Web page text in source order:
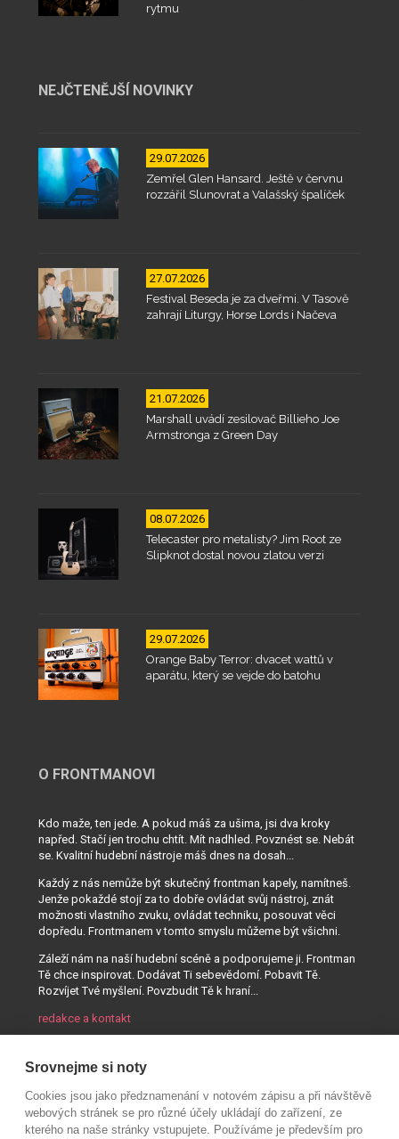
rytmu
NEJČTENĚJŠÍ NOVINKY
29.07.2026
Zemřel Glen Hansard. Ještě v červnu
rozzářil Slunovrat a Valašský špalíček
27.07.2026
Festival Beseda je za dveřmi. V Tasově
zahrají Liturgy, Horse Lords i Načeva
21.07.2026
Marshall uvádí zesilovač Billieho Joe
Armstronga z Green Day
08.07.2026
Telecaster pro metalisty? Jim Root ze
Slipknot dostal novou zlatou verzi
29.07.2026
Orange Baby Terror: dvacet wattů v
aparátu, který se vejde do batohu
O FRONTMANOVI
Kdo maže, ten jede. A pokud máš za ušima, jsi dva kroky
napřed. Stačí jen trochu chtít. Mít nadhled. Povznést se. Nebát
se. Kvalitní hudební nástroje máš dnes na dosah...
Každý z nás nemůže být skutečný frontman kapely, namítneš.
Jenže pokaždé stojí za to dobře ovládat svůj nástroj, znát
možnosti vlastního zvuku, ovládat techniku, posouvat věci
dopředu. Frontmanem v tomto smyslu můžeme být všichni.
Záleží nám na naší hudební scéně a podporujeme ji. Frontman
Tě chce inspirovat. Dodávat Ti sebevědomí. Pobavit Tě.
Rozvíjet Tvé myšlení. Povzbudit Tě k hraní...
redakce a kontakt
Srovnejme si noty
Cookies jsou jako předznamenání v notovém zápisu a při návštěvě
webových stránek se pro různé účely ukládají do zařízení, ze
kterého na naše stránky vstupujete. Používáme je především pro